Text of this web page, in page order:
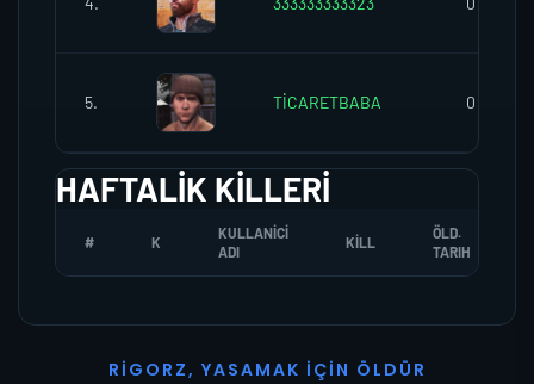
5. TİCARETBABA 0
HAFTALIK KILLERI
# K
KULLANICI
ADI
KILL
ÖLD.
TARIH
R I G O R Z, YASAMAK İ ÇI N Ö L D Ü R